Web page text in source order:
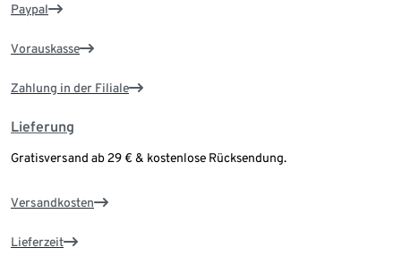
Paypal
Vorauskasse
Zahlung in der Filiale
Lieferung
Gratisversand ab 29 € & kostenlose Rücksendung.
Versandkosten
Lieferzeit